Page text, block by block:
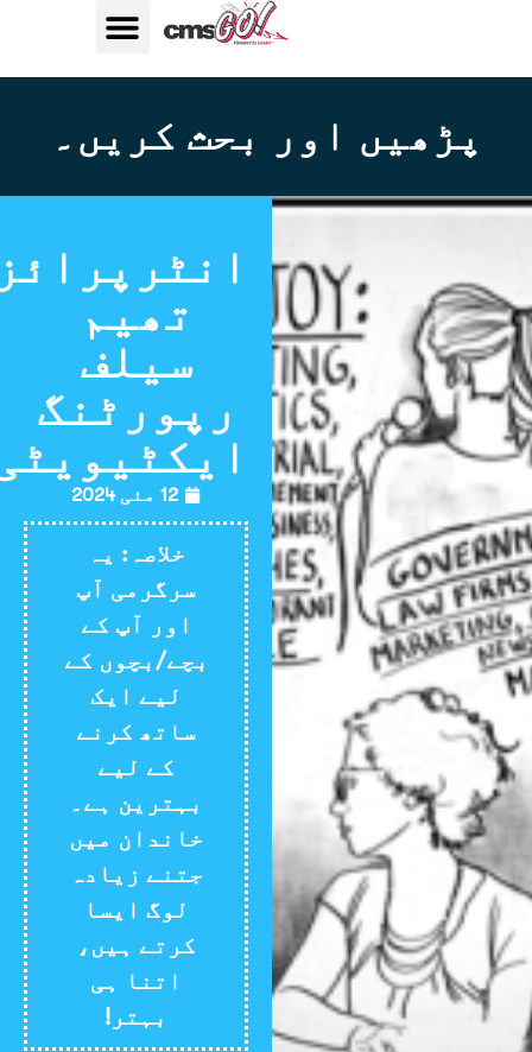
اور بحث کریں۔
انٹرپرائزنگ
تھیم
سیلف
رپورٹنگ
ایکٹیویٹی
خلاصہ: یہ
سرگرمی آپ
اور آپ کے
بچے/بچوں کے
لیے ایک
ساتھ کرنے
کے لیے
بہترین ہے۔
خاندان میں
جتنے زیادہ
لوگ ایسا
کرتے ہیں،
اتنا ہی